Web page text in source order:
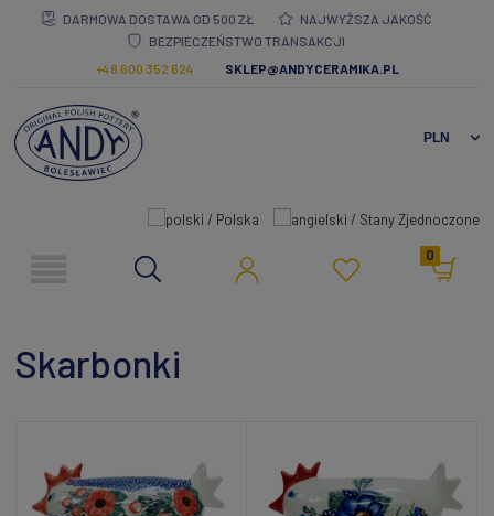
DARMOWA DOSTAWA OD 500 ZŁ
NAJWYŻSZA JAKOŚĆ
BEZPIECZEŃSTWO TRANSAKCJI
+48 600 352 624
SKLEP@ANDYCERAMIKA.PL
0
Skarbonki